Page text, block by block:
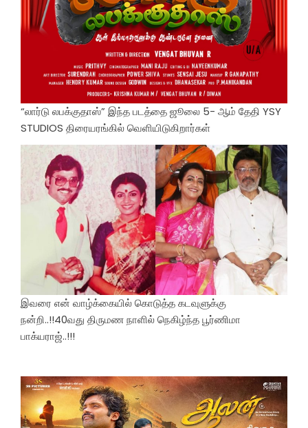
“லார்டு லபக்குதாஸ்” இந்த படத்தை ஜூலை 5- ஆம் தேதி YSY
STUDIOS திரையரங்கில் வெளியிடுகிறார்கள்
இவரை என் வாழ்க்கையில் கொடுத்த கடவுளுக்கு
நன்றி..!!40வது திருமண நாளில் நெகிழ்ந்த பூர்ணிமா
பாக்யராஜ்..!!!